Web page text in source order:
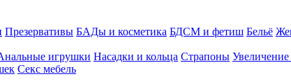
Презервативы БАДы и косметика БДСМ и фетиш Бельё
игрушки Насадки и кольца Страпоны Увеличение
Секс мебель